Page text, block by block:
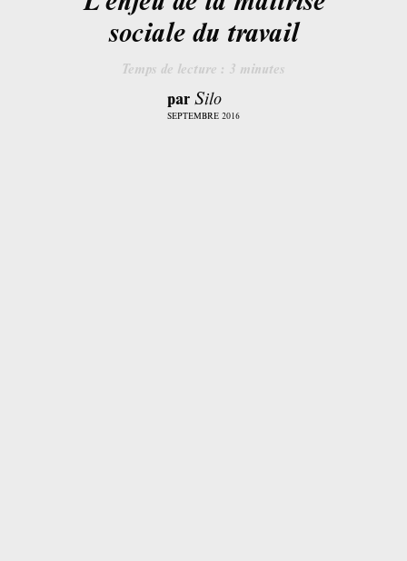
sociale du travail
Temps de lecture : 3 minutes
par Silo
SEPTEMBRE 2016